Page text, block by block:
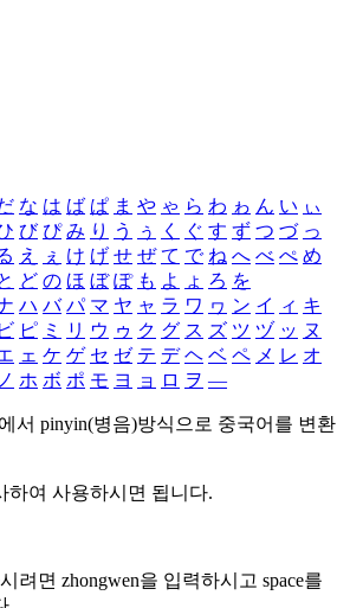
な は ば ぱ ま や ゃ ら わ ゎ ん い ぃ
び ぴ み り う ぅ く ぐ す ず つ づ っ
え ぇ け げ せ ぜ て で ね へ べ ぺ め
ど の ほ ぼ ぽ も よ ょ ろ を
ハ バ パ マ ヤ ャ ラ ワ ヮ ン イ ィ キ
ビ ピ ミ リ ウ ゥ ク グ ス ズ ツ ヅ ッ ヌ
ェ ケ ゲ セ ゼ テ デ ヘ ベ ペ メ レ オ
ノ ホ ボ ポ モ ヨ ョ ロ ヲ ―
서 pinyin(병음)방식으로 중국어를 변환
하여 사용하시면 됩니다.
려면 zhongwen을 입력하시고 space를